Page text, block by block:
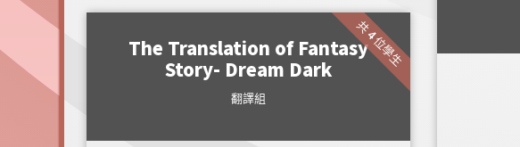
The Translation of Fantasy
Story- Dream Dark
翻譯組
共 4 位學生